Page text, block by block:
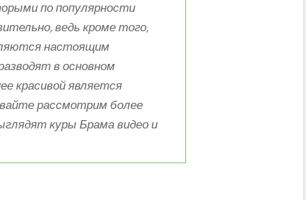
по популярности
ведь кроме того,
настоящим
в основном
красивой является
рассмотрим более
куры Брама видео и